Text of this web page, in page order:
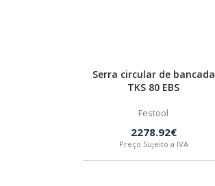
Serra circular de bancada
TKS 80 EBS
Festool
2278.92€
Preço Sujeito a IVA